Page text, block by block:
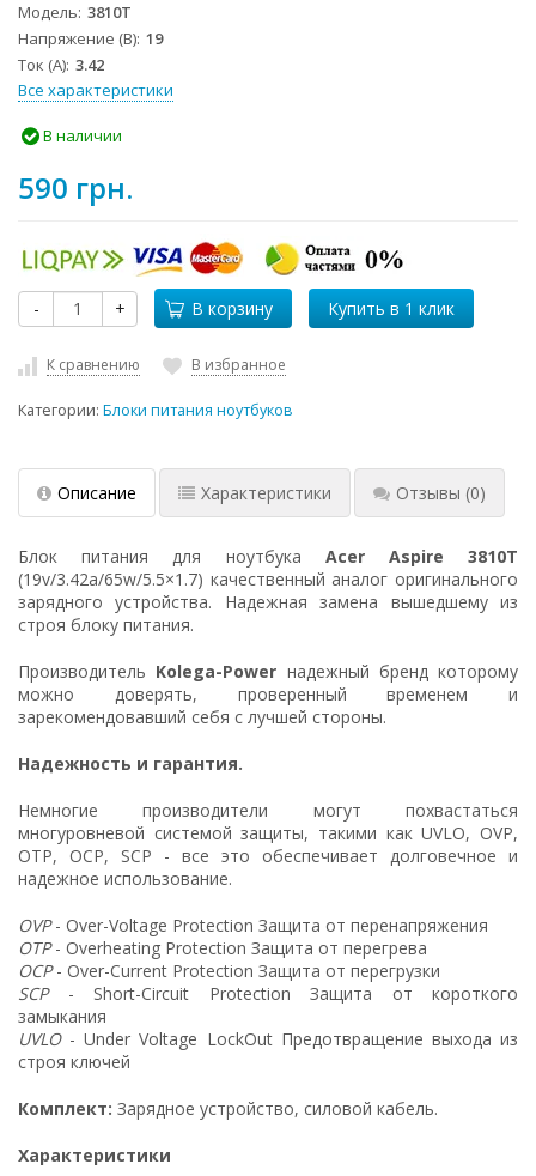
Модель 3810T
Напряжение (В) 19
Ток (А) 3.42
Все характеристики
В наличии
590 грн.
- + В корзину
К сравнению В избранное
Категории: Блоки питания ноутбуков
Описание Характеристики Отзывы (0)
Блок питания для ноутбука Acer Aspire 3810T
(19v/3.42a/65w/5.5×1.7) качественный аналог оригинального
зарядного устройства. Надежная замена вышедшему из
строя блоку питания.
Производитель Kolega-Power надежный бренд которому
можно доверять, проверенный временем и
зарекомендовавший себя с лучшей стороны.
Надежность и гарантия.
Немногие производители могут похвастаться
многуровневой системой защиты, такими как UVLO, OVP,
OTP, OCP, SCP - все это обеспечивает долговечное и
надежное использование.
OVP- Over-Voltage Protection Защита от перенапряжения
OTP- Overheating Protection Защита от перегрева
OCP- Over-Current Protection Защита от перегрузки
SCP- Short-Circuit Protection Защита от короткого
замыкания
UVLO- Under Voltage LockOut Предотвращение выхода из
строя ключей
Комплект: Зарядное устройство, силовой кабель.
Характеристики